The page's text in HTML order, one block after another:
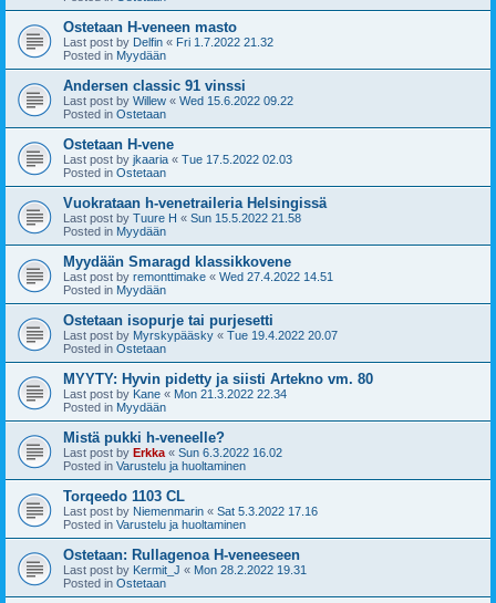
Ostetaan H-veneen masto
Last post by Delfin « Fri 1.7.2022 21.32
Posted in Myydään
Andersen classic 91 vinssi
Last post by Willew « Wed 15.6.2022 09.22
Posted in Ostetaan
Ostetaan H-vene
Last post by jkaaria « Tue 17.5.2022 02.03
Posted in Ostetaan
Vuokrataan h-venetraileria Helsingissä
Last post by Tuure H « Sun 15.5.2022 21.58
Posted in Myydään
Myydään Smaragd klassikkovene
Last post by remonttimake « Wed 27.4.2022 14.51
Posted in Myydään
Ostetaan isopurje tai purjesetti
Last post by Myrskypääsky « Tue 19.4.2022 20.07
Posted in Ostetaan
MYYTY: Hyvin pidetty ja siisti Artekno vm. 80
Last post by Kane « Mon 21.3.2022 22.34
Posted in Myydään
Mistä pukki h-veneelle?
Last post by Erkka « Sun 6.3.2022 16.02
Posted in Varustelu ja huoltaminen
Torqeedo 1103 CL
Last post by Niemenmarin « Sat 5.3.2022 17.16
Posted in Varustelu ja huoltaminen
Ostetaan: Rullagenoa H-veneeseen
Last post by Kermit_J « Mon 28.2.2022 19.31
Posted in Ostetaan